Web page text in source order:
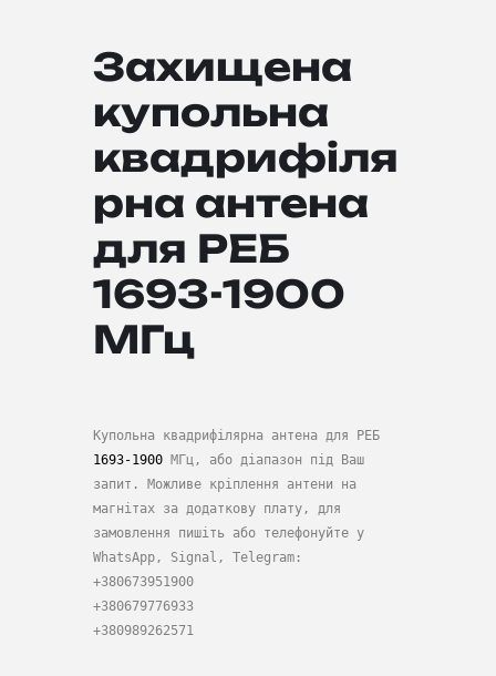
Захищена
купольна
квадрифіля
рна антена
для РЕБ
1693-1900
МГц
Купольна квадрифілярна антена для РЕБ
1693-1900 МГц, або діапазон під Ваш
запит. Можливе кріплення антени на
магнітах за додаткову плату, для
замовлення пишіть або телефонуйте у
WhatsApp, Signal, Telegram:
+380673951900
+380679776933
+380989262571